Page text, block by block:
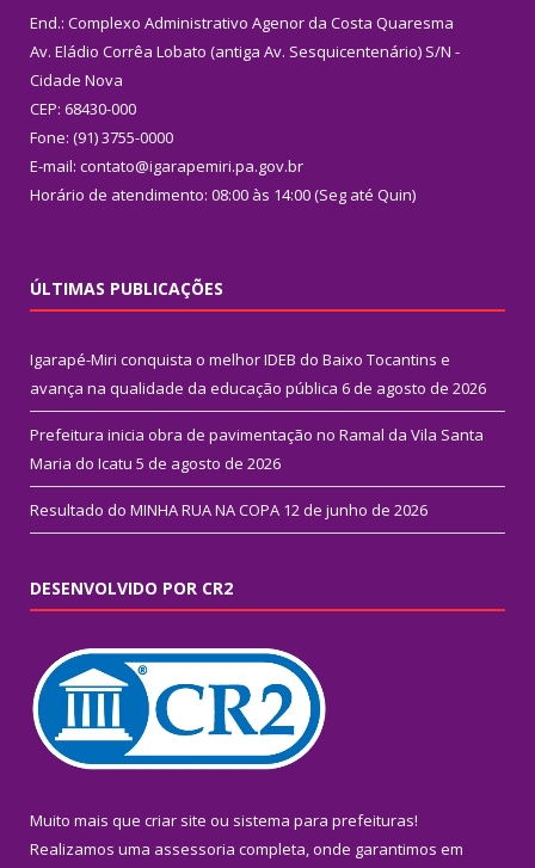
End.: Complexo Administrativo Agenor da Costa Quaresma
Av. Eládio Corrêa Lobato (antiga Av. Sesquicentenário) S/N -
Cidade Nova
CEP: 68430-000
Fone: (91) 3755-0000
E-mail: contato@igarapemiri.pa.gov.br
Horário de atendimento: 08:00 às 14:00 (Seg até Quin)
ÚLTIMAS PUBLICAÇÕES
Igarapé-Miri conquista o melhor IDEB do Baixo Tocantins e
avança na qualidade da educação pública 6 de agosto de 2026
Prefeitura inicia obra de pavimentação no Ramal da Vila Santa
Maria do Icatu 5 de agosto de 2026
Resultado do MINHA RUA NA COPA 12 de junho de 2026
DESENVOLVIDO POR CR2
Muito mais que criar site ou sistema para prefeituras!
Realizamos uma assessoria completa, onde garantimos em